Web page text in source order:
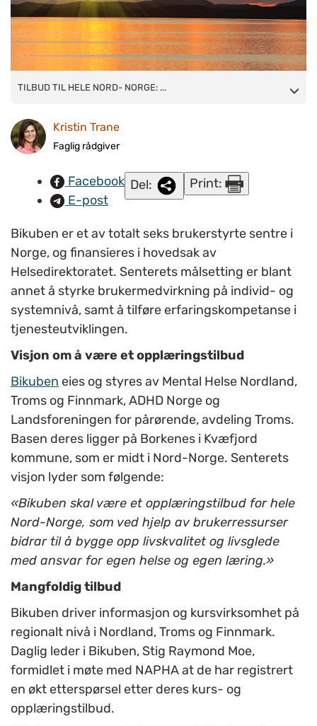
TILBUD TIL HELE NORD- NORGE: Bikuben er opptatt av å
www.colourbox.com)
TILBUD TIL HELE NORD- NORGE: ...
Kristin Trane
Faglig rådgiver
Facebook
E-post
Del: Print:
Bikuben er et av totalt seks brukerstyrte sentre i
Norge, og finansieres i hovedsak av
Helsedirektoratet. Senterets målsetting er blant
annet å styrke brukermedvirkning på individ- og
systemnivå, samt å tilføre erfaringskompetanse i
tjenesteutviklingen.
Visjon om å være et opplæringstilbud
Bikuben eies og styres av Mental Helse Nordland,
Troms og Finnmark, ADHD Norge og
Landsforeningen for pårørende, avdeling Troms.
Basen deres ligger på Borkenes i Kvæfjord
kommune, som er midt i Nord-Norge. Senterets
visjon lyder som følgende:
«Bikuben skal være et opplæringstilbud for hele
Nord-Norge, som ved hjelp av brukerressurser
bidrar til å bygge opp livskvalitet og livsglede
med ansvar for egen helse og egen læring.»
Mangfoldig tilbud
Bikuben driver informasjon og kursvirksomhet på
regionalt nivå i Nordland, Troms og Finnmark.
Daglig leder i Bikuben, Stig Raymond Moe,
formidlet i møte med NAPHA at de har registrert
en økt etterspørsel etter deres kurs- og
opplæringstilbud.